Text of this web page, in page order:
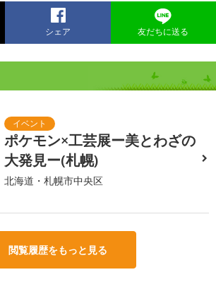
シェア 友だちに送る
ポケモン×工芸展ー美とわざの
大発見ー(札幌)
北海道・札幌市中央区
閲覧履歴をもっと見る